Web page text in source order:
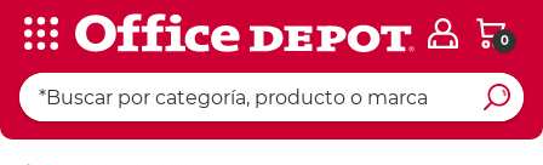
0
Ingresar Codigo